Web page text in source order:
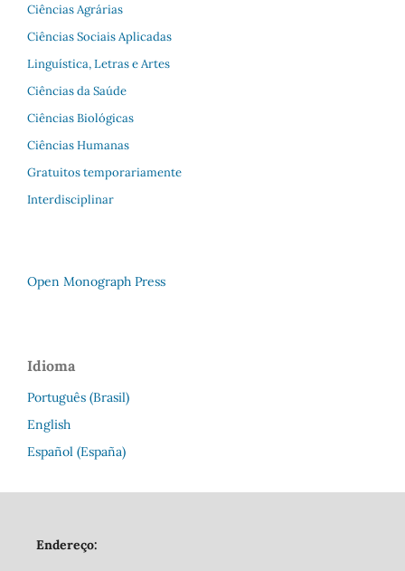
Ciências Agrárias
Ciências Sociais Aplicadas
Linguística, Letras e Artes
Ciências da Saúde
Ciências Biológicas
Ciências Humanas
Gratuitos temporariamente
Interdisciplinar
Open Monograph Press
Idioma
Português (Brasil)
English
Español (España)
Endereço: